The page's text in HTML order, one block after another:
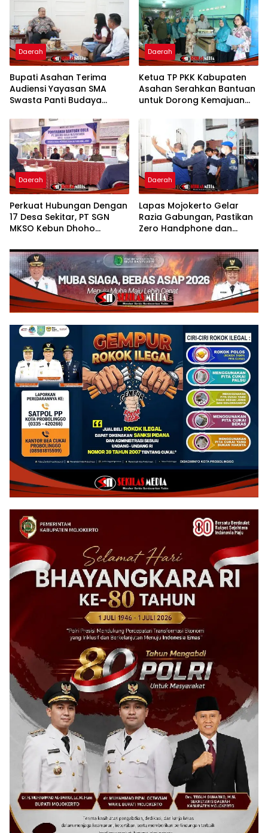
Daerah
Bupati Asahan Terima
Audiensi Yayasan SMA
Swasta Panti Budaya
Grace Natalie Sagala
Daerah
Ketua TP PKK Kabupaten
Asahan Serahkan Bantuan
untuk Dorong Kemajuan
Sentang
Daerah
Perkuat Hubungan Dengan
17 Desa Sekitar, PT SGN
MKSO Kebun Dhoho
Gula
Daerah
Lapas Mojokerto Gelar
Razia Gabungan, Pastikan
Zero Handphone dan